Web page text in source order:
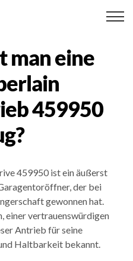
man eine
459950
459950 ist ein äußerst
der bei
gewonnen hat.
einer vertrauenswürdigen
Antrieb für seine
Haltbarkeit bekannt.